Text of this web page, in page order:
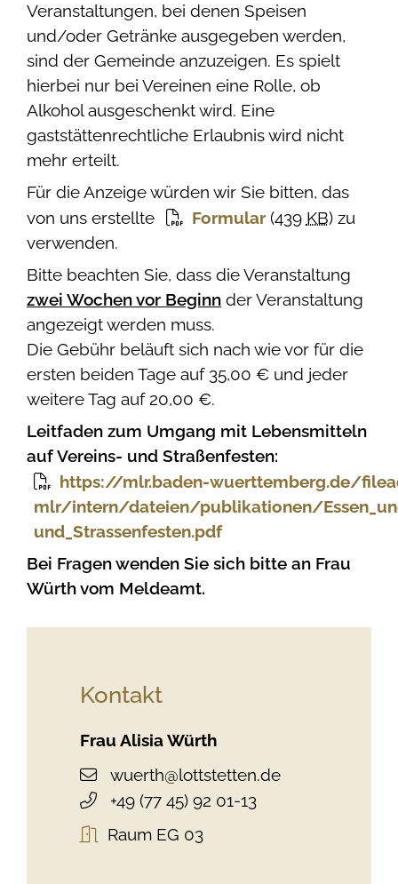
Veranstaltungen, bei denen Speisen
und/oder Getränke ausgegeben werden,
sind der Gemeinde anzuzeigen. Es spielt
hierbei nur bei Vereinen eine Rolle, ob
Alkohol ausgeschenkt wird. Eine
gaststättenrechtliche Erlaubnis wird nicht
mehr erteilt.
Für die Anzeige würden wir Sie bitten, das
von uns erstellte
Formular(439 KB)zu
verwenden.
Bitte beachten Sie, dass die Veranstaltung
zwei Wochen vor Beginn der Veranstaltung
angezeigt werden muss.
Die Gebühr beläuft sich nach wie vor für die
ersten beiden Tage auf 35,00 € und jeder
weitere Tag auf 20,00 €.
Leitfaden zum Umgang mit Lebensmitteln
auf Vereins- und Straßenfesten:
https://mlr.baden-wuerttemberg.de/
mlr/intern/dateien/publikationen/
und_Strassenfesten.pdf
Bei Fragen wenden Sie sich bitte an Frau
Würth vom Meldeamt.
Kontakt
Frau AlisiaWürth
wuerth@lottstetten.de
+49 (77 45) 92 01-13
Raum EG 03